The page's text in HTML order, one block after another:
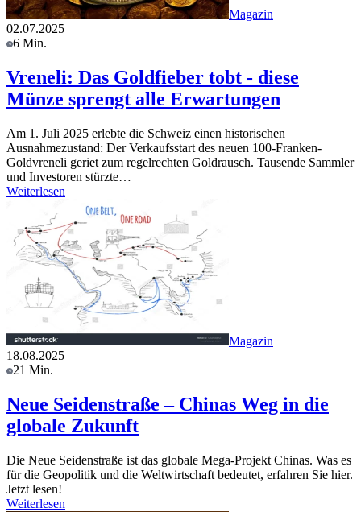
Magazin
02.07.2025
6 Min.
Vreneli: Das Goldfieber tobt - diese
Münze sprengt alle Erwartungen
Am 1. Juli 2025 erlebte die Schweiz einen historischen
Ausnahmezustand: Der Verkaufsstart des neuen 100-Franken-
Goldvreneli geriet zum regelrechten Goldrausch. Tausende Sammler
und Investoren stürzte…
Weiterlesen
Magazin
18.08.2025
21 Min.
Neue Seidenstraße – Chinas Weg in die
globale Zukunft
Die Neue Seidenstraße ist das globale Mega-Projekt Chinas. Was es
für die Geopolitik und die Weltwirtschaft bedeutet, erfahren Sie hier.
Jetzt lesen!
Weiterlesen